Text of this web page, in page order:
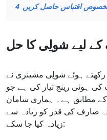
4
کے لیے شولِی کا حل
ہوئے شولِی مشینری نے
کی ہوئی رینج تیار کی ہے جو
کے مطابق ہے۔ ہماری سامان
صارف کی قدر کو زیادہ سے
زیادہ کیا جا سکے: